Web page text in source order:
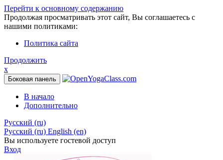
Перейти к основному содержанию
Продолжая просматривать этот сайт, Вы соглашаетесь с
нашими политиками:
Политика сайта
Продолжить
x
Боковая панель
В начало
Дополнительно
Русский ‎(ru)‎
Русский ‎(ru)‎ English ‎(en)‎
Вы используете гостевой доступ
Вход